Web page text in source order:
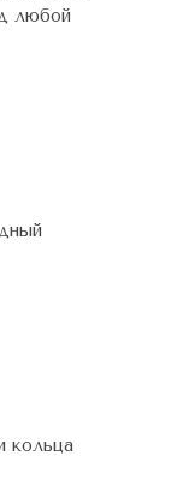
любой
кольца